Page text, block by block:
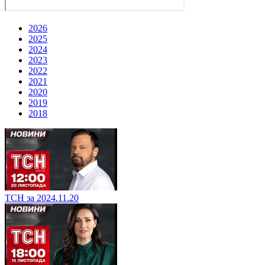
2026
2025
2024
2023
2022
2021
2020
2019
2018
ТСН за 2024.11.20